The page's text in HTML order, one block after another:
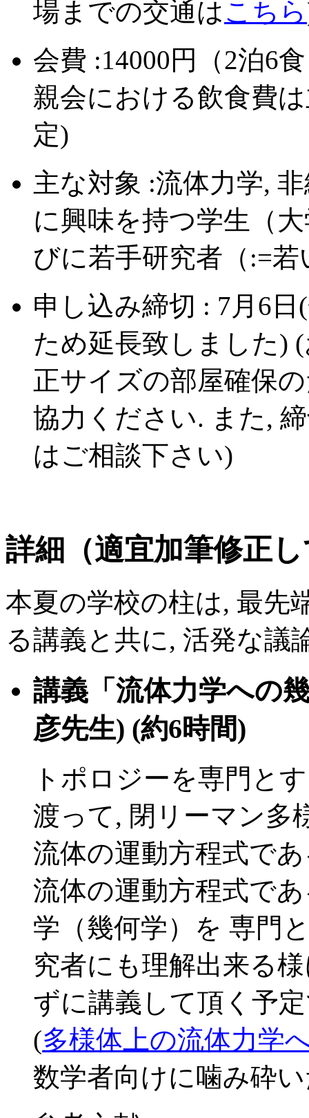
場までの交通はこちら
会費 :14000円（2泊6
親会における飲食費
定)
主な対象 :流体力学,
に興味を持つ学生（
びに若手研究者（:=
申し込み締切 : 7月6
ため延長致しました)
正サイズの部屋確保
協力ください. また,
はご相談下さい)
詳細（適宜加筆修正
本夏の学校の柱は, 最先
る講義と共に, 活発な議
講義「流体力学への
彦先生) (約6時間)
トポロジーを専門と
渡って, 閉リーマン多
流体の運動方程式で
流体の運動方程式であ
学（幾何学）を 専門
究者にも理解出来る
ずに講義して頂く予
(多様体上の流体力学
数学者向けに噛み砕